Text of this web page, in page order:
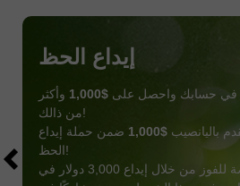
إيداع الحظ
$1,000
وأكثر
من ذالك!
باليانصيب $1,000
ضمن حملة إيداع
الحظ!
احصل على فرصة للفوز من خلال إيداع 3,000 دولار في